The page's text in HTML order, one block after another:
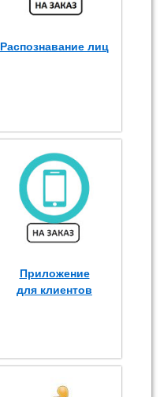
Распознавание лиц
Приложение
для клиентов